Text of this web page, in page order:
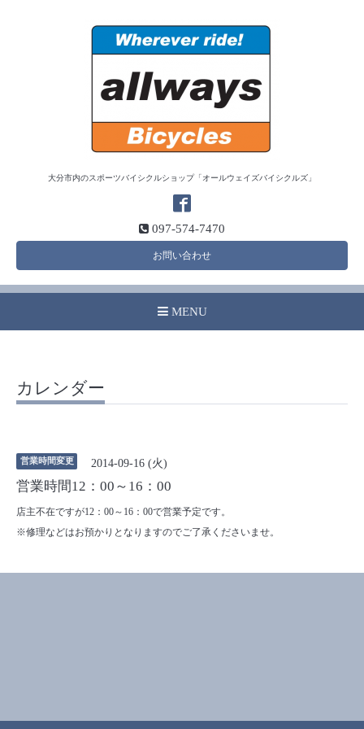
大分市内のスポーツバイシクルショップ「オールウェイズバイシクルズ」
097-574-7470
お問い合わせ
MENU
カレンダー
営業時間変更 2014-09-16 (火)
営業時間12：00～16：00
店主不在ですが12：00～16：00で営業予定です。
※修理などはお預かりとなりますのでご了承くださいませ。